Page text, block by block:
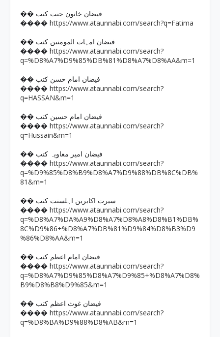
�� فیضان خاتون جنت کتب
���� https://www.ataunnabi.com/search?q=Fatima
�� فیضان امہات المومنین کتب
���� https://www.ataunnabi.com/search?
q=%D8%A7%D9%85%DB%81%D8%A7%D8%AA&m=1
�� فیضان امام حسن کتب
���� https://www.ataunnabi.com/search?
q=HASSAN&m=1
�� فیضان امام حسین کتب
���� https://www.ataunnabi.com/search?
q=Hussain&m=1
�� فیضان امیر معاویہ کتب
���� https://www.ataunnabi.com/search?
q=%D9%85%D8%B9%D8%A7%D9%88%DB%8C%DB%
81&m=1
�� سیرت اکابرین اہلسنت کتب
���� https://www.ataunnabi.com/search?
q=%D8%A7%DA%A9%D8%A7%D8%A8%D8%B1%DB%
8C%D9%86+%D8%A7%DB%81%D9%84%D8%B3%D9
%86%D8%AA&m=1
�� فیضان امام اعظم کتب
���� https://www.ataunnabi.com/search?
q=%D8%A7%D9%85%D8%A7%D9%85+%D8%A7%D8%
B9%D8%B8%D9%85&m=1
�� فیضان غوث اعظم کتب
���� https://www.ataunnabi.com/search?
q=%D8%BA%D9%88%D8%AB&m=1